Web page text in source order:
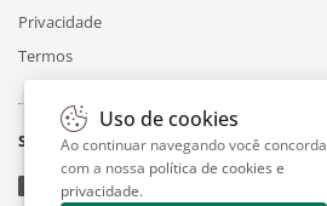
Privacidade
Termos
Siga
Uso de cookies
Ao continuar navegando você concorda
com a nossa política de cookies e
privacidade.